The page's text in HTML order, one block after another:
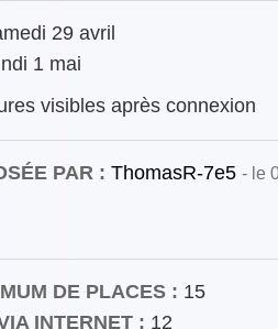
29 avril
1 mai
visibles après connexion
PAR : ThomasR-7e5 - le
DE PLACES : 15
INTERNET : 12